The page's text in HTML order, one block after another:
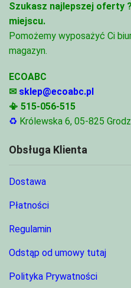
Szukasz najlepszej oferty ?
miejscu.
Pomożemy wyposażyć Ci
magazyn.
ECOABC
✉ sklep@ecoabc.pl
📳 515-056-515
♻ Królewska 6, 05-825
Obsługa Klienta
Dostawa
Płatności
Regulamin
Odstąp od umowy tutaj
Polityka Prywatności